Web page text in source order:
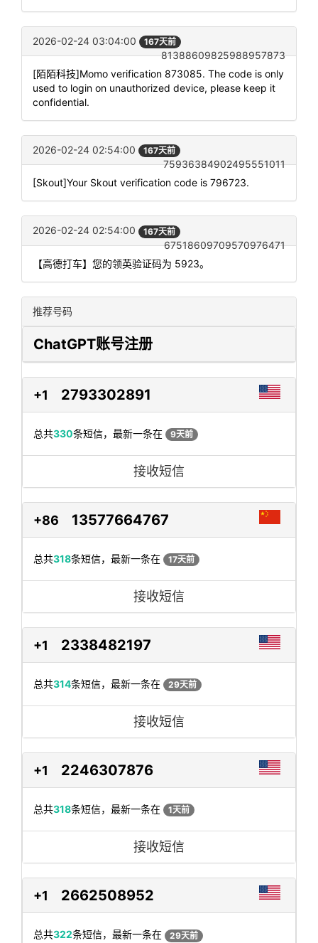
2026-02-24 03:04:00 167天前
81388609825988957873
[陌陌科技]Momo verification 873085. The code is only
used to login on unauthorized device, please keep it
confidential.
2026-02-24 02:54:00 167天前
75936384902495551011
[Skout]Your Skout verification code is 796723.
2026-02-24 02:54:00 167天前
67518609709570976471
【高德打车】您的领英验证码为 5923。
推荐号码
ChatGPT账号注册
+1 2793302891
总共330条短信，最新一条在 9天前
接收短信
+86 13577664767
总共318条短信，最新一条在 17天前
接收短信
+1 2338482197
总共314条短信，最新一条在 29天前
接收短信
+1 2246307876
总共318条短信，最新一条在 1天前
接收短信
+1 2662508952
总共322条短信，最新一条在 29天前